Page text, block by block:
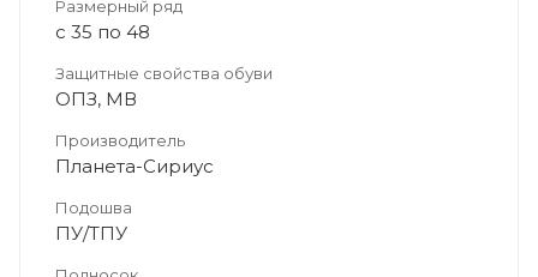
Размерный ряд
с 35 по 48
Защитные свойства обуви
ОПЗ, МВ
Производитель
Планета-Сириус
Подошва
ПУ/ТПУ